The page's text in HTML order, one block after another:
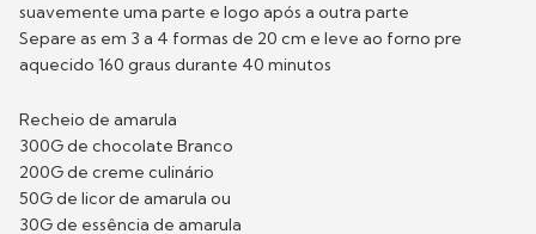
suavemente uma parte e logo após a outra parte
Separe as em 3 a 4 formas de 20 cm e leve ao forno pre
aquecido 160 graus durante 40 minutos
Recheio de amarula
300G de chocolate Branco
200G de creme culinário
50G de licor de amarula ou
30G de essência de amarula